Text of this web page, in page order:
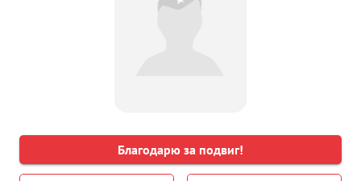
Благодарю за подвиг!